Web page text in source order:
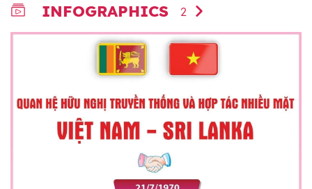
INFOGRAPHICS 2